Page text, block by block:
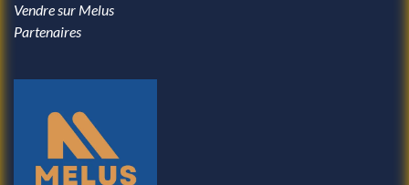
Vendre sur Melus
Partenaires